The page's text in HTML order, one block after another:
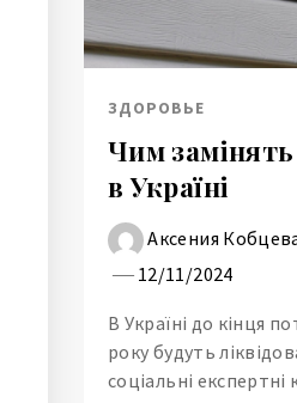
ЗДОРОВЬЕ
Чим
в Україні
Аксения
12/11/2024
В Україні до кінця
року будуть
соціальні експертні